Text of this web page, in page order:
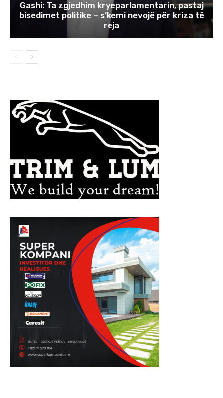
Gashi: Ta zgjedhim kryeparlamentarin, pastaj
bisedimet politike – s’kemi nevojë për kriza të
reja